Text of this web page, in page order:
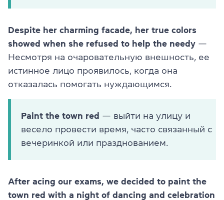
Despite her charming facade, her true colors
showed when she refused to help the needy —
Несмотря на очаровательную внешность, ее
истинное лицо проявилось, когда она
отказалась помогать нуждающимся.
Paint the town red — выйти на улицу и
весело провести время, часто связанный с
вечеринкой или празднованием.
After acing our exams, we decided to paint the
town red with a night of dancing and celebration